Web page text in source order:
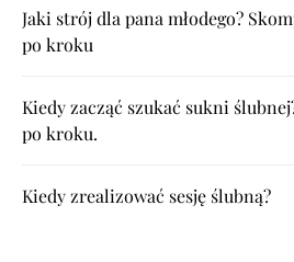
Jaki strój dla pana młodego?
po kroku
Kiedy zacząć szukać sukni
po kroku.
Kiedy zrealizować sesję ślubną?